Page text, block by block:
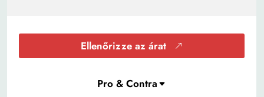
Ellenőrizze az árat